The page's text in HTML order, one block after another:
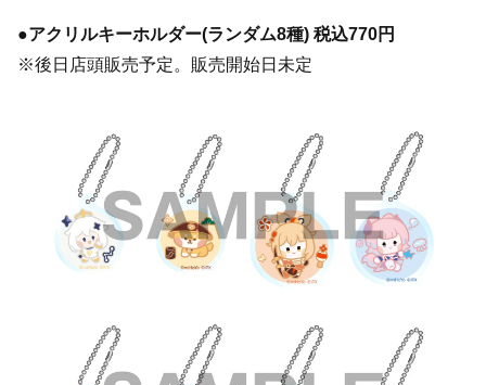
●アクリルキーホルダー(ランダム8種) 税込770円
※後日店頭販売予定。販売開始日未定